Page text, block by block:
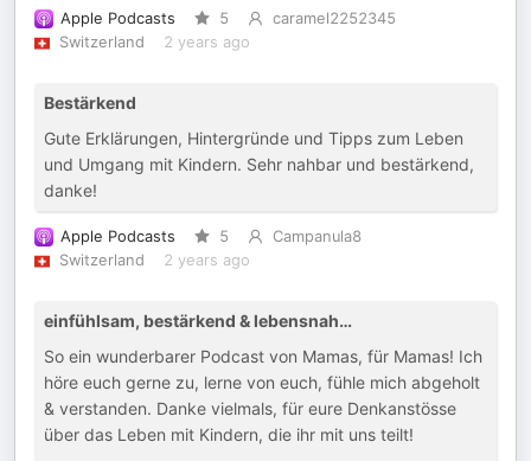
Apple Podcasts 5
caramel2252345
Switzerland
2 years ago
Bestärkend
Gute Erklärungen, Hintergründe und Tipps zum Leben
und Umgang mit Kindern. Sehr nahbar und bestärkend,
danke!
Apple Podcasts 5
Campanula8
Switzerland
2 years ago
einfühlsam, bestärkend & lebensnah…
So ein wunderbarer Podcast von Mamas, für Mamas! Ich
höre euch gerne zu, lerne von euch, fühle mich abgeholt
& verstanden. Danke vielmals, für eure Denkanstösse
über das Leben mit Kindern, die ihr mit uns teilt!